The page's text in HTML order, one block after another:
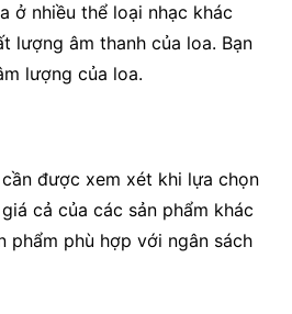
ở nhiều thể loại nhạc khác
lượng âm thanh của loa. Bạn
lượng của loa.
được xem xét khi lựa chọn
cả của các sản phẩm khác
phẩm phù hợp với ngân sách